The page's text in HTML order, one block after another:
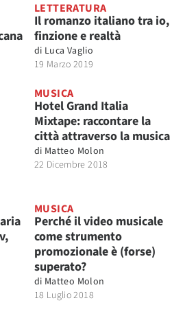
LETTERATURA
Il romanzo italiano tra io,
finzione e realtà
di Luca Vaglio
19 Marzo 2019
MUSICA
Hotel Grand Italia
Mixtape: raccontare la
città attraverso la musica
di Matteo Molon
22 Dicembre 2018
MUSICA
Perché il video musicale
come strumento
promozionale è (forse)
superato?
di Matteo Molon
18 Luglio 2018